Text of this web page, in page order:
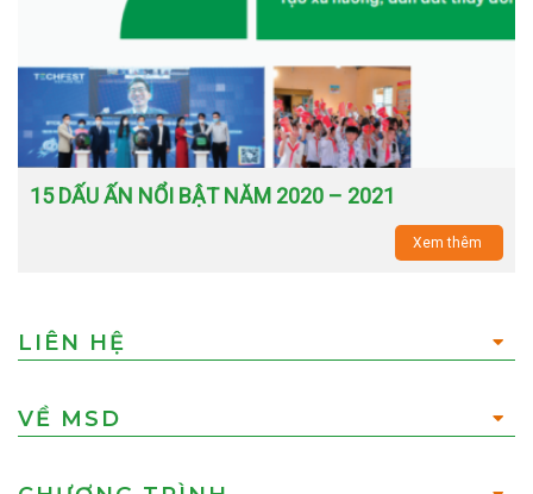
15 DẤU ẤN NỔI BẬT NĂM 2020 – 2021
Xem thêm
LIÊN HỆ
VỀ MSD